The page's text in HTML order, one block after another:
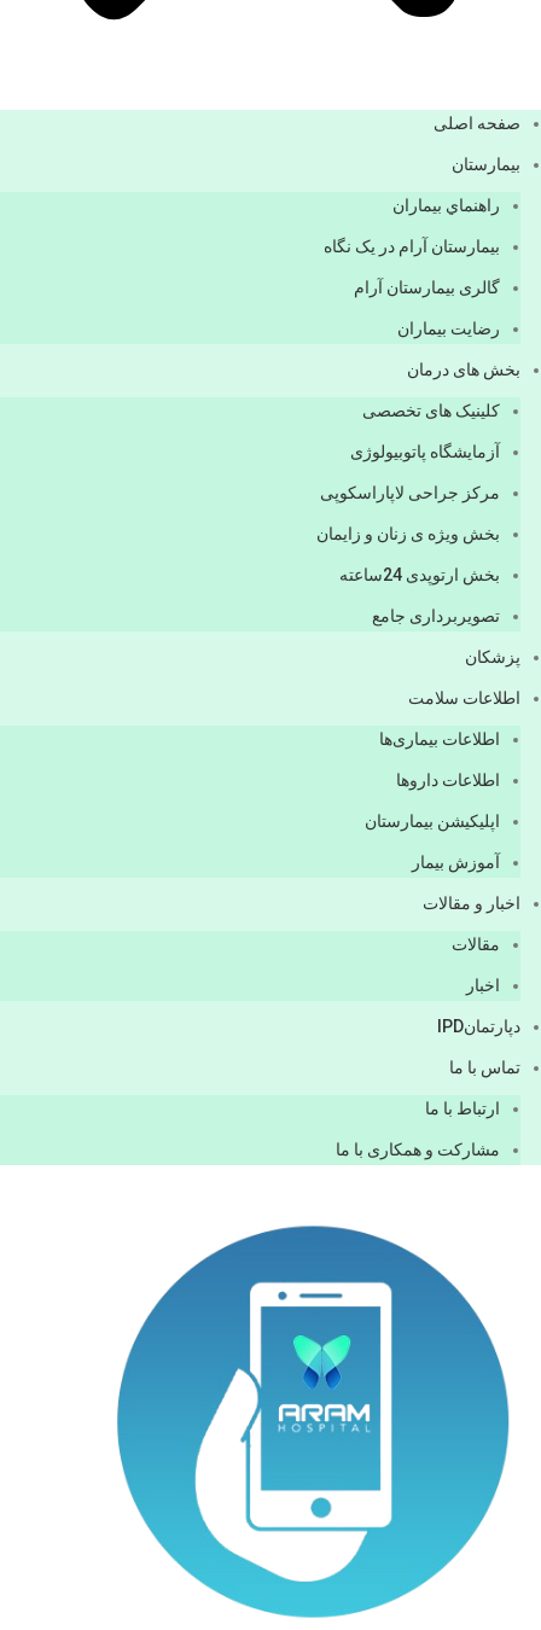
صفحه اصلی
بيمارستان
راهنماي بیماران
بیمارستان آرام در یک نگاه
گالری بیمارستان آرام
رضایت بیماران
بخش های درمان
کلینیک های تخصصی
آزمایشگاه پاتوبیولوژی
مرکز جراحی لاپاراسکوپی
بخش ویژه ی زنان و زایمان
بخش ارتوپدی 24ساعته
تصویربرداری جامع
پزشكان
اطلاعات سلامت
اطلاعات بیماری‌ها
اطلاعات دارو‌ها
اپليكيشن بيمارستان
آموزش بیمار
اخبار و مقالات
مقالات
اخبار
دپارتمانIPD
تماس با ما
ارتباط با ما
مشاركت و همكاری با ما